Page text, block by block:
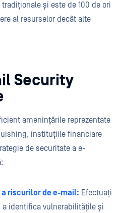
și este de 100 de ori
al resurselor decât alte
Security
amenințările reprezentate
instituțiile financiare
de securitate a e-
riscurilor de e-mail: Efectuați
a identifica vulnerabilitățile și